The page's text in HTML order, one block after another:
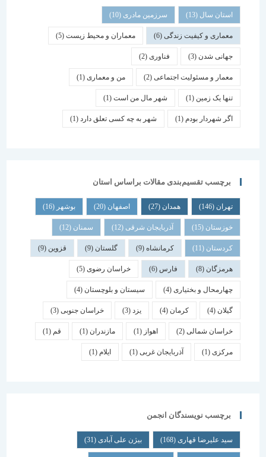
استان سال(13) سرزمین مادری(10)
معماری و کیفیت زندگی(6) معماران و محیط زیست(5)
جهانی شدن(3) فناوری (2)
معمار و مسئولیت اجتماعی (2) من و معماری (1)
تنها یک زمین(1) شهر مال من است(1)
اگر شهردار بودم (1) شهر به چه کسی تعلق دارد(1)
برچسب تقسیم‌بندی مقالات براساس استان
همدان اصفهان (20) بوشهر
خوزستان(15) آذربایجان شرقی(12) سمنان (12)
کردستان(11) کرمانشاه(9) گلستان (9) قزوین
هرمزگان(8) فارس خراسان رضوی(5)
چهارمحال و بختیاری (4) سیستان و بلوچستان(4)
کرمان یزد خراسان جنوبی(3)
خراسان شمالی(2) اهواز مازندران(1) قم
(1) آذربایجان غربی(1) ایلام
برچسب نویسندگان انجمن
سید علیرضا قهاری(168) بیژن علی آبادی(31)